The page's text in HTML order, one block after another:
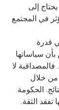
إلى
في المجتمع
قدرة
سياساتها
فالمصداقية لا
من خلال
الحكومة
تفقد الثقة.